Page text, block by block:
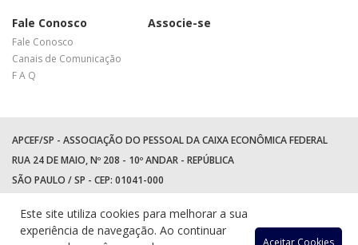
Fale Conosco
Fale Conosco
Canais de Comunicação
F A Q
Associe-se
APCEF/SP - ASSOCIAÇÃO DO PESSOAL DA CAIXA ECONÔMICA FEDERAL
RUA 24 DE MAIO, Nº 208 - 10º ANDAR - REPÚBLICA
SÃO PAULO / SP - CEP: 01041-000
WhatsApp: (11) 94597-5758
Este site utiliza cookies para melhorar a sua
experiência de navegação. Ao continuar
Aceitar Cookies